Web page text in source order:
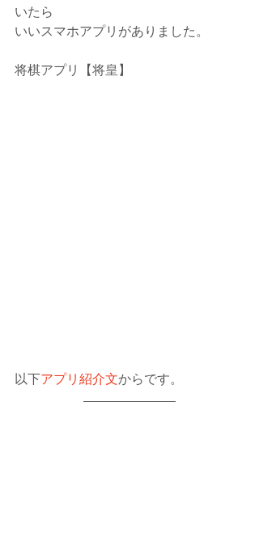
いたら
いいスマホアプリがありました。
将棋アプリ【将皇】
以下アプリ紹介文からです。